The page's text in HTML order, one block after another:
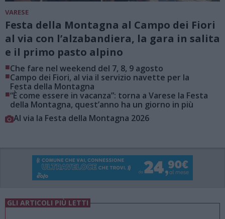
VARESE
Festa della Montagna al Campo dei Fiori
al via con l’alzabandiera, la gara in salita
e il primo pasto alpino
■Che fare nel weekend del 7, 8, 9 agosto
■Campo dei Fiori, al via il servizio navette per la
Festa della Montagna
■“È come essere in vacanza”: torna a Varese la Festa
della Montagna, quest’anno ha un giorno in più
Al via la Festa della Montagna 2026
GLI ARTICOLI PIÙ LETTI